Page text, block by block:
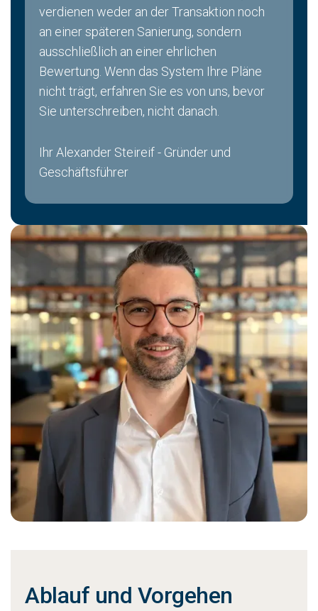
verdienen weder an der Transaktion noch
an einer späteren Sanierung, sondern
ausschließlich an einer ehrlichen
Bewertung. Wenn das System Ihre Pläne
nicht trägt, erfahren Sie es von uns, bevor
Sie unterschreiben, nicht danach.
Ihr Alexander Steireif - Gründer und
Geschäftsführer
Ablauf und Vorgehen